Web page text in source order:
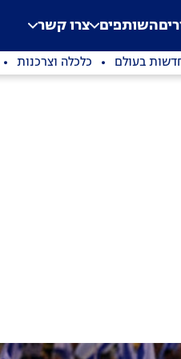
השותפים צרו קשר
בעולם כלכלה וצרכנות